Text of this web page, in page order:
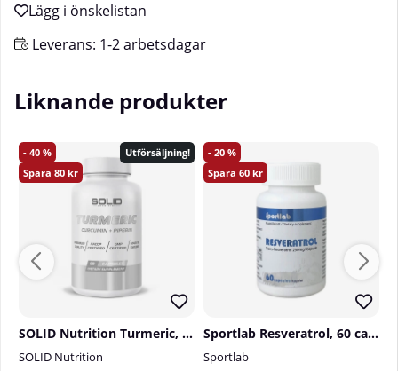
Leverans: 1-2 arbetsdagar
Liknande produkter
40
80
Utförsäljning!
SOLID Nutrition Turmeric, 60 caps
SOLID Nutrition
20
60
Sportlab Resveratrol, 60 caps
Sportlab